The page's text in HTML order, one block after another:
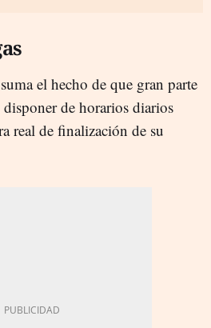
el hecho de que gran parte
de horarios diarios
real de finalización de su